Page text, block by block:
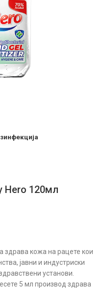
Hero 120мл
здрава кожа на рацете кои
јавни и индустриски
установи.
5 мл производ здрава